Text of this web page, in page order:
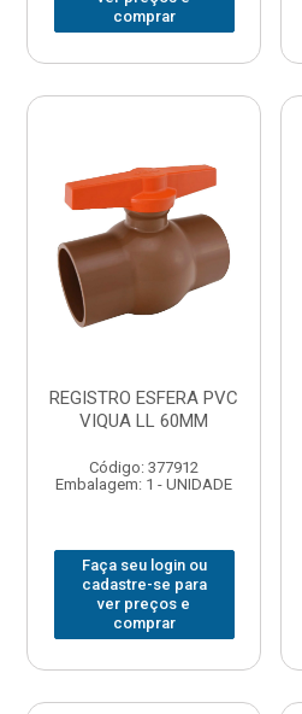
comprar
REGISTRO ESFERA PVC
VIQUA LL 60MM
Código: 377912
Embalagem: 1 - UNIDADE
Faça seu login ou
cadastre-se para
ver preços e
comprar